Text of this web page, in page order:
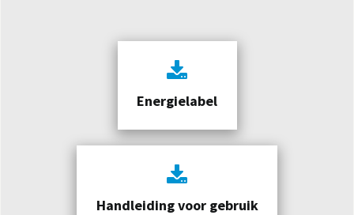
Energielabel
Handleiding voor gebruik